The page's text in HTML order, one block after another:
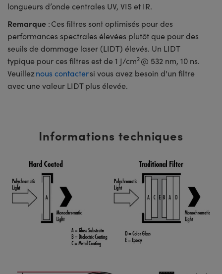
longueurs d’onde centrales UV, VIS et IR.
Remarque : Ces filtres sont optimisés pour des
performances spectrales élevées plutôt que pour des
seuils de dommage laser (LIDT) élevés. Un LIDT
typique pour ces filtres est de 1 J/cm2@ 532 nm, 10 ns.
Veuilleznous contactersi vous avez besoin d'un filtre
avec une valeur LIDT plus élevée.
Informations techniques